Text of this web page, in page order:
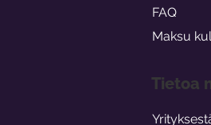
FAQ
Maksu
Tietoa